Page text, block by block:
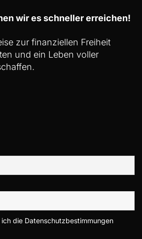
wir es schneller erreichen!
zur finanziellen Freiheit
und ein Leben voller
die Datenschutzbestimmungen